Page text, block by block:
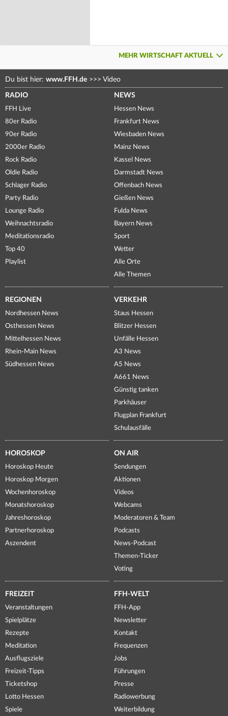
MEHR WIRTSCHAFT AKTUELL
Du bist hier: www.FFH.de >>> Video
RADIO
FFH Live
80er Radio
90er Radio
2000er Radio
Rock Radio
Oldie Radio
Schlager Radio
Party Radio
Lounge Radio
Weihnachtsradio
Meditationsradio
Top 40
Playlist
NEWS
Hessen News
Frankfurt News
Wiesbaden News
Mainz News
Kassel News
Darmstadt News
Offenbach News
Gießen News
Fulda News
Bayern News
Sport
Wetter
Alle Orte
Alle Themen
REGIONEN
Nordhessen News
Osthessen News
Mittelhessen News
Rhein-Main News
Südhessen News
VERKEHR
Staus Hessen
Blitzer Hessen
Unfälle Hessen
A3 News
A5 News
A661 News
Günstig tanken
Parkhäuser
Flugplan Frankfurt
Schulausfälle
HOROSKOP
Horoskop Heute
Horoskop Morgen
Wochenhoroskop
Monatshoroskop
Jahreshoroskop
Partnerhoroskop
Aszendent
ON AIR
Sendungen
Aktionen
Videos
Webcams
Moderatoren & Team
Podcasts
News-Podcast
Themen-Ticker
Voting
FREIZEIT
Veranstaltungen
Spielplätze
Rezepte
Meditation
Ausflugsziele
Freizeit-Tipps
Ticketshop
Lotto Hessen
Spiele
FFH-WELT
FFH-App
Newsletter
Kontakt
Frequenzen
Jobs
Führungen
Presse
Radiowerbung
Weiterbildung